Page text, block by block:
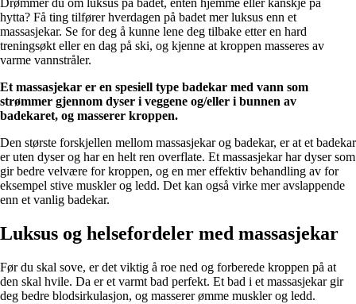
Drømmer du om luksus på badet, enten hjemme eller kanskje på
hytta? Få ting tilfører hverdagen på badet mer luksus enn et
massasjekar. Se for deg å kunne lene deg tilbake etter en hard
treningsøkt eller en dag på ski, og kjenne at kroppen masseres av
varme vannstråler.
Et massasjekar er en spesiell type badekar med vann som
strømmer gjennom dyser i veggene og/eller i bunnen av
badekaret, og masserer kroppen.
Den største forskjellen mellom massasjekar og badekar, er at et badekar
er uten dyser og har en helt ren overflate. Et massasjekar har dyser som
gir bedre velvære for kroppen, og en mer effektiv behandling av for
eksempel stive muskler og ledd. Det kan også virke mer avslappende
enn et vanlig badekar.
Luksus og helsefordeler med massasjekar
Før du skal sove, er det viktig å roe ned og forberede kroppen på at
den skal hvile. Da er et varmt bad perfekt. Et bad i et massasjekar gir
deg bedre blodsirkulasjon, og masserer ømme muskler og ledd.